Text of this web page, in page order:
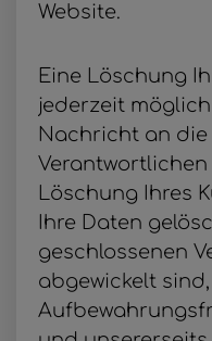
Website.
Eine Löschung
jederzeit
Nachricht an die
Löschung Ihres
Ihre Daten
geschlossenen
abgewickelt